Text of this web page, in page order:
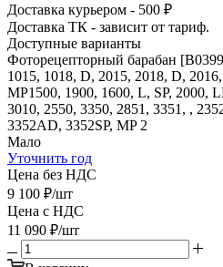
Доставка курьером - 500 ₽
Доставка ТК - зависит от тариф.
Доступные варианты
Фоторецепторный барабан
1015, 1018, D, 2015, 2018, D,
MP1500, 1900, 1600, L, SP, 2000,
3010, 2550, 3350, 2851, 3351, ,
3352AD, 3352SP, MP 2
Мало
Уточнить год
Цена без НДС
9 100 ₽/шт
Цена с НДС
11 090 ₽/шт